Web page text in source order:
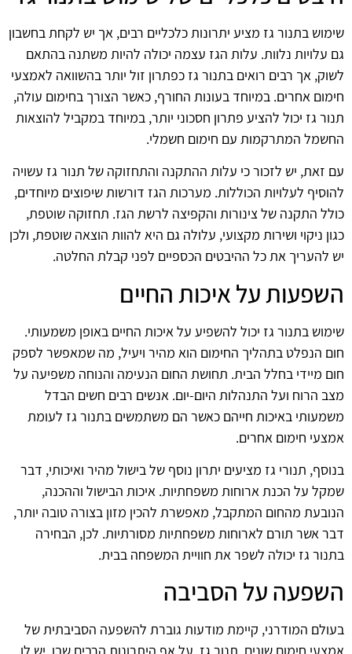
שימוש בתנור גז מציע יתרונות כלכליים רבים, אך יש לקחת בחשבון
גם עלויות נלוות. עלות הגז עצמה יכולה להיות משתנה בהתאם
לשוק, אך רבים רואים בתנור גז כפתרון זול יותר בהשוואה לאמצעי
חימום אחרים. במיוחד בעונות החורף, כאשר הצורך בחימום עולה,
תנור גז יכול להציע פתרון חסכוני יותר, במיוחד במקביל להוצאות
החשמל המתרקמות עם חימום חשמלי.
עם זאת, יש לזכור כי עלות ההתקנה והתחזוקה של תנור גז עשויה
להוסיף לעלויות הכוללות. מערכות הגז דורשות שיפוצים מיוחדים,
כולל התקנה של צינורות והקפיצה לרשת הגז. תחזוקה שוטפת,
כגון ניקוי ושירות מקצועי, עלולה גם היא להוות הוצאה שוטפת, ולכן
יש להעריך את כל ההיבטים הכספיים לפני קבלת החלטה.
השפעות על איכות החיים
שימוש בתנור גז יכול להשפיע על איכות החיים באופן משמעותי.
חום הנפלט בתהליך החימום הוא מהיר ויעיל, מה שמאפשר לספק
חום מיידי בחלל הבית. תחושת החום הנעימה והנוחה משפיעה על
מצב הרוח ועל התנהלות היום-יום. אנשים רבים חשים הבדל
משמעותי באיכות חייהם כאשר הם משתמשים בתנור גז לעומת
אמצעי חימום אחרים.
בנוסף, תנורי גז מציעים יתרון נוסף של בישול מהיר ואיכותי, דבר
שמקל על הכנת ארוחות משפחתיות. איכות הבישול וההכנה,
הנובעת מהחום המתקבל, מאפשרת להכין מזון בצורה טובה יותר,
דבר אשר תורם לארוחות משפחתיות מסורתיות. לכן, הבחירה
בתנור גז יכולה לשפר את חוויית המשפחה בבית.
השפעה על הסביבה
בעולם המודרני, קיימת מודעות גוברת להשפעה הסביבתית של